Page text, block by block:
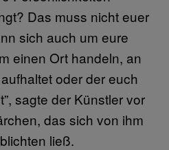
Das muss nicht euer
sich auch um eure
einen Ort handeln, an
oder der euch
sagte der Künstler vor
das sich von ihm
ließ.